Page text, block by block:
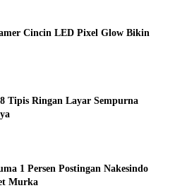
Cincin LED Pixel Glow Bikin
Tipis Ringan Layar Sempurna
1 Persen Postingan Nakesindo
Murka